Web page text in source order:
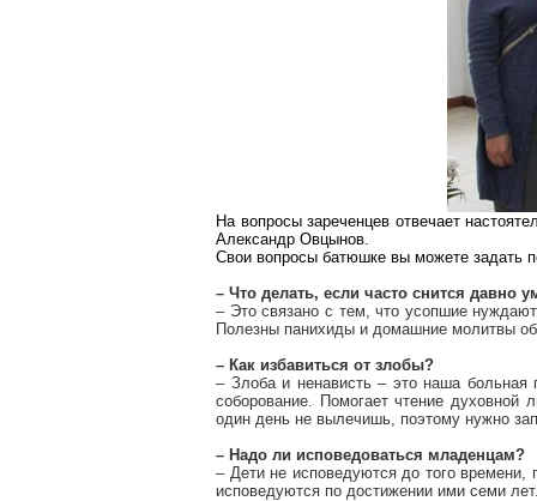
На вопросы зареченцев отвечает
Александр Овцынов.
Свои вопросы батюшке вы можете задать
– Что делать, если часто снится давно
– Это связано с тем, что усопшие
Полезны панихиды и домашние молитвы
– Как избавиться от злобы?
– Злоба и ненависть – это наша больная
соборование. Помогает чтение
один день не вылечишь, поэтому нужно
– Надо ли исповедоваться младенцам?
– Дети не исповедуются до того времени,
исповедуются по достижении ими семи